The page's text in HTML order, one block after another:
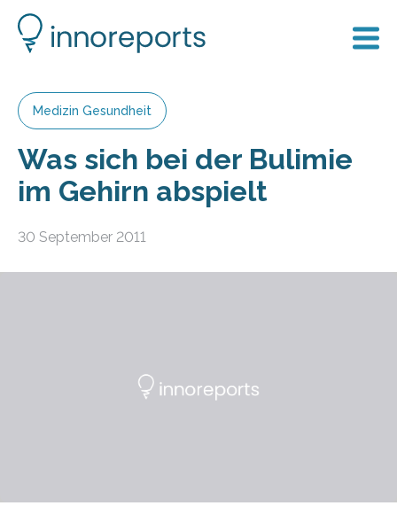
Medizin Gesundheit
Was sich bei der Bulimie
im Gehirn abspielt
30 September 2011